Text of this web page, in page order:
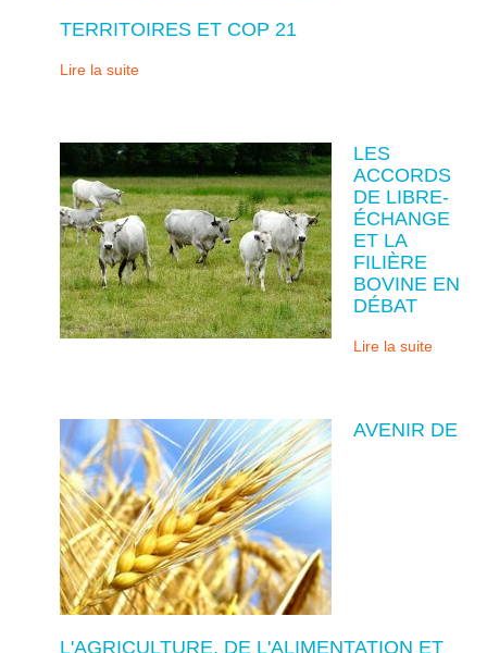
TERRITOIRES ET COP 21
Lire la suite
LES
ACCORDS
DE LIBRE-
ÉCHANGE
ET LA
FILIÈRE
BOVINE EN
DÉBAT
Lire la suite
AVENIR DE
L'AGRICULTURE, DE L'ALIMENTATION ET